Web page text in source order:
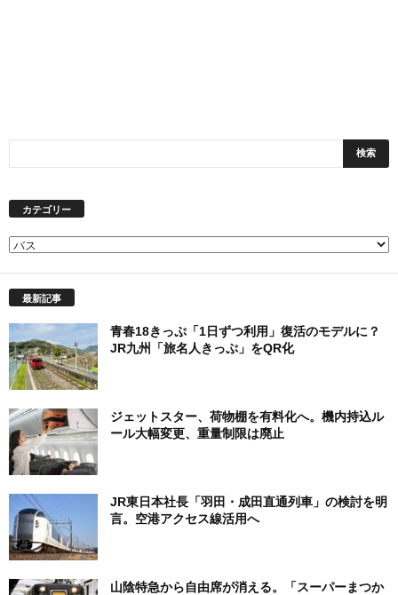
カテゴリー
カ
最新記事
青春18きっぷ「1日ずつ利用」復活のモデルに？
JR九州「旅名人きっぷ」をQR化
ジェットスター、荷物棚を有料化へ。機内持込ル
ール大幅変更、重量制限は廃止
JR東日本社長「羽田・成田直通列車」の検討を明
言。空港アクセス線活用へ
山陰特急から自由席が消える。「スーパーまつか